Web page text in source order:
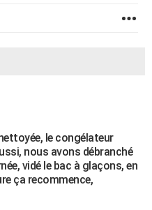
le congélateur
nous avons débranché
vidé le bac à glaçons, en
ça recommence,